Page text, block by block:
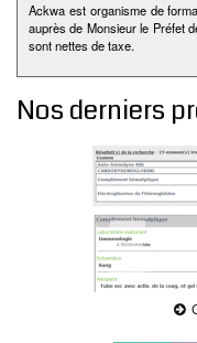
Ackwa est organisme de
auprès de Monsieur le Préfet
sont nettes de taxe.
Nos derniers